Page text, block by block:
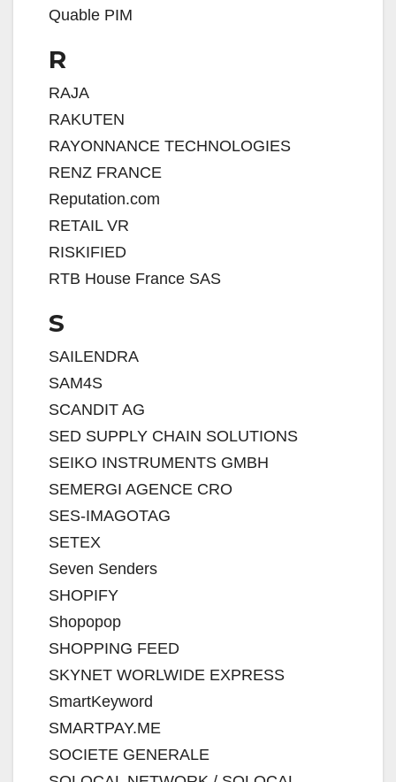
Quable PIM
R
RAJA
RAKUTEN
RAYONNANCE TECHNOLOGIES
RENZ FRANCE
Reputation.com
RETAIL VR
RISKIFIED
RTB House France SAS
S
SAILENDRA
SAM4S
SCANDIT AG
SED SUPPLY CHAIN SOLUTIONS
SEIKO INSTRUMENTS GMBH
SEMERGI AGENCE CRO
SES-IMAGOTAG
SETEX
Seven Senders
SHOPIFY
Shopopop
SHOPPING FEED
SKYNET WORLWIDE EXPRESS
SmartKeyword
SMARTPAY.ME
SOCIETE GENERALE